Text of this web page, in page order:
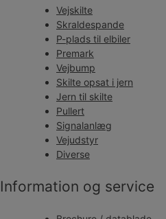
Vejskilte
Skraldespande
P-plads til elbiler
Premark
Vejbump
Skilte opsat i jern
Jern til skilte
Pullert
Signalanlæg
Vejudstyr
Diverse
Information og service